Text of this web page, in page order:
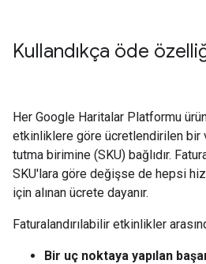
Kullandıkça öde
Her Google Haritalar Platformu
etkinliklere göre ücretlendirilen bir
tutma birimine (SKU) bağlıdır.
SKU'lara göre değişse de hepsi
için alınan ücrete dayanır.
Faturalandırılabilir etkinlikler
Bir uç noktaya yapılan